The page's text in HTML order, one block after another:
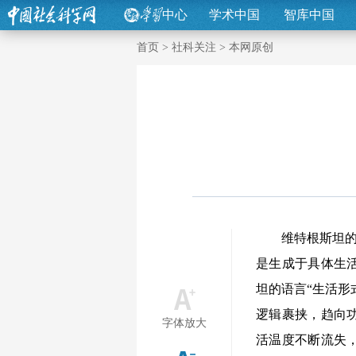
中心 学术中国 智库中国
首页 > 社科关注 > 本网原创
字体放大
维特根斯坦的
是生成于具体生
坦的语言“生活形
逻辑裹挟，趋向
活温度不断流失